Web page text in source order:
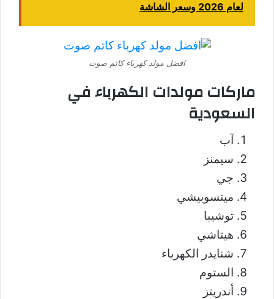
لعام 2026 وسعر الشاشة
افضل مولد كهرباء كاتم صوت
ماركات مولدات الكهرباء في
السعودية
آب
سيمنز
جي
ميتسوبيشي
توشيبا
هيتاشي
شنايدر الكهرباء
الستوم
أندريتز